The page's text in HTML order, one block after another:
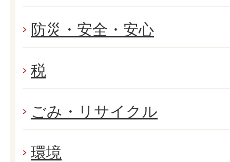
防災・安全・安心
税
ごみ・リサイクル
環境